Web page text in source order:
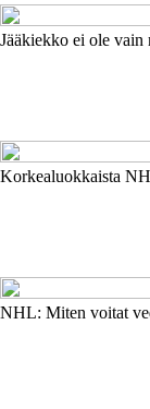
Jääkiekko ei ole
Korkealuokkaista
NHL: Miten voitat